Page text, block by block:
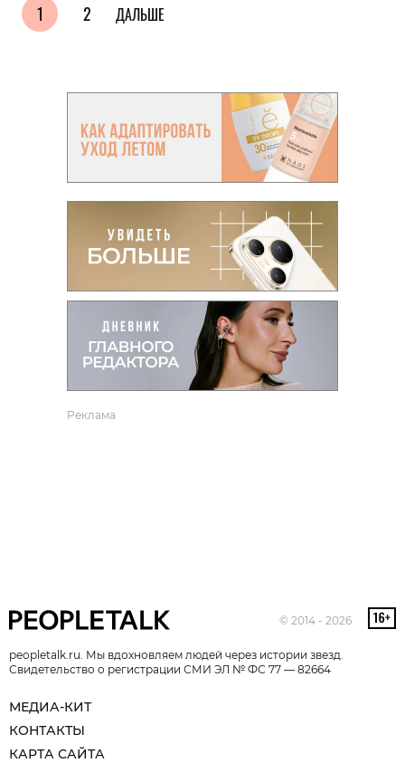
1 2 ДАЛЬШЕ
Реклама
© 2014 - 2026
peopletalk.ru. Мы вдохновляем людей через истории звезд.
Свидетельство о регистрации СМИ ЭЛ № ФС 77 — 82664
МЕДИА-КИТ
КОНТАКТЫ
КАРТА САЙТА